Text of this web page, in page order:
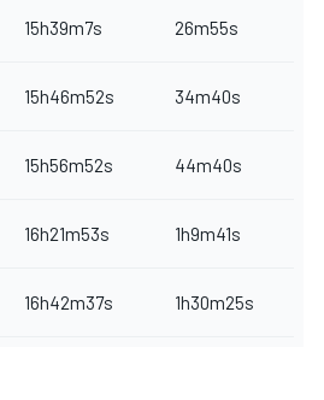
15h39m7s 26m55s
15h46m52s 34m40s
15h56m52s 44m40s
16h21m53s 1h9m41s
16h42m37s 1h30m25s